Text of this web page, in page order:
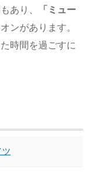
あり、
「ミュー
ンがあります。
時間を過ごすに
ツ